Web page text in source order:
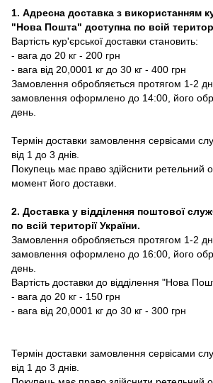
1. Адресна доставка з використанням
"Нова Пошта" доступна по всій
Вартість кур'єрської доставки становить:
- вага до 20 кг - 200 грн
- вага від 20,0001 кг до 30 кг - 400 грн
Замовлення обробляється протягом 1-2
замовлення оформлено до 14:00, його
день.
Термін доставки замовлення сервісами
від 1 до 3 днів.
Покупець має право здійснити ретельний
момент його доставки.
2. Доставка у відділення поштової
по всій території України.
Замовлення обробляється протягом 1-2
замовлення оформлено до 16:00, його
день.
Вартість доставки до відділення "Нова
- вага до 20 кг - 150 грн
- вага від 20,0001 кг до 30 кг - 300 грн
Термін доставки замовлення сервісами
від 1 до 3 днів.